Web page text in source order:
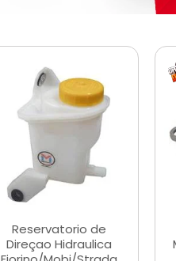
Reservatorio de
Direçao Hidraulica